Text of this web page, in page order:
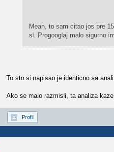
Mean, to sam citao jos pre
sl. Progooglaj malo sigurno
To sto si napisao je identicno sa
Ako se malo razmisli, ta analiza
Profil